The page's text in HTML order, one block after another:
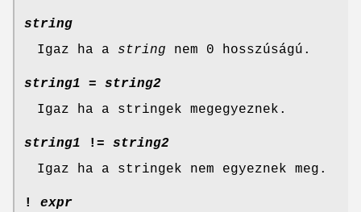
string
Igaz ha a string nem 0 hosszúságú.
string1 =
string2
Igaz ha a stringek megegyeznek.
string1 !=
string2
Igaz ha a stringek nem egyeznek meg.
! expr